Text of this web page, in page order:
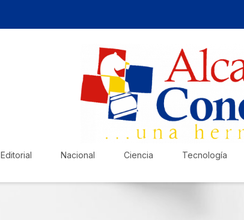
Editorial Nacional Ciencia Tecnología